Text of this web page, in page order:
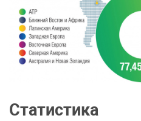
Статистика